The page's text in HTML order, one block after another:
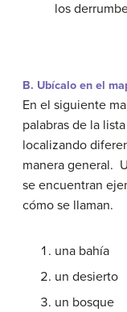
los
B. Ubícalo en el
En el siguiente
palabras de la
localizando
manera general.
se encuentran
cómo se llaman.
una bahía
un desierto
un bosque